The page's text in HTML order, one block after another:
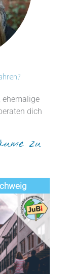
ehemalige
dich
zu